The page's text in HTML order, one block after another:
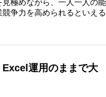
極めながら、一人一人の能
争力を高められるといえる
運用のままで大